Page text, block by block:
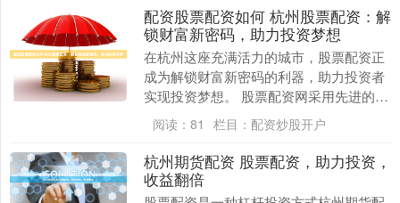
配资股票配资如何 杭州股票配资：解
锁财富新密码，助力投资梦想
在杭州这座充满活力的城市，股票配资正
成为解锁财富新密码的利器，助力投资者
实现投资梦想。 股票配资网采用先进的风
控系统，严格审核投资者资质，确保资金
安全。平台资金....
阅读： 81 栏目： 配资炒股开户
杭州期货配资 股票配资，助力投资，
收益翻倍